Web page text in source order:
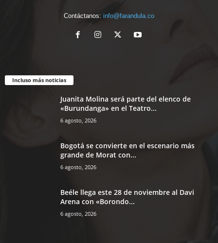
Contáctanos: info@farandula.co
Incluso más noticias
Juanita Molina será parte del elenco de
«Burundanga» en el Teatro...
6 agosto, 2026
Bogotá se convierte en el escenario más
grande de Morat con...
6 agosto, 2026
Beéle llega este 28 de noviembre al Davi
Arena con «Borondo...
6 agosto, 2026